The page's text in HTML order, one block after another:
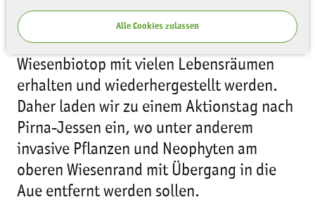
Alle Cookies zulassen
Im Flora-Fauna-Habitat (FFH Gebiet)
Wesenitzaue soll ein sehr strukturiertes
Wiesenbiotop mit vielen Lebensräumen
erhalten und wiederhergestellt werden.
Daher laden wir zu einem Aktionstag nach
Pirna-Jessen ein, wo unter anderem
invasive Pflanzen und Neophyten am
oberen Wiesenrand mit Übergang in die
Aue entfernt werden sollen.